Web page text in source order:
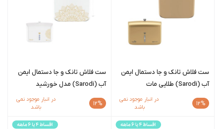
ست فلاش تانک و جا دستمال ایمن
آب (Sarodi) طلایی مات
12%
در انبار موجود نمی
باشد
ست فلاش تانک و جا دستمال ایمن
آب (Sarodi) مدل خورشید
12%
در انبار موجود نمی
باشد